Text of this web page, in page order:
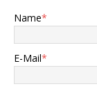
Name*
E-Mail*